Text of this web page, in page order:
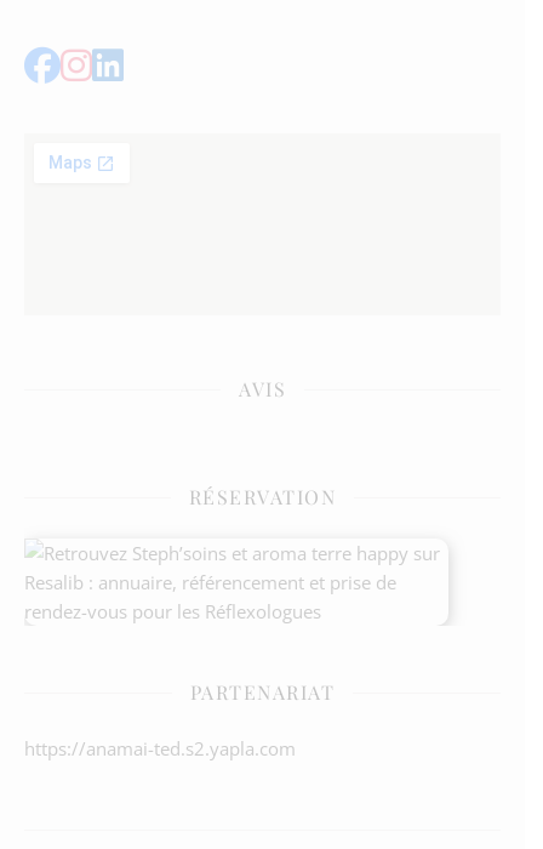
AVIS
RÉSERVATION
PARTENARIAT
https://anamai-ted.s2.yapla.com